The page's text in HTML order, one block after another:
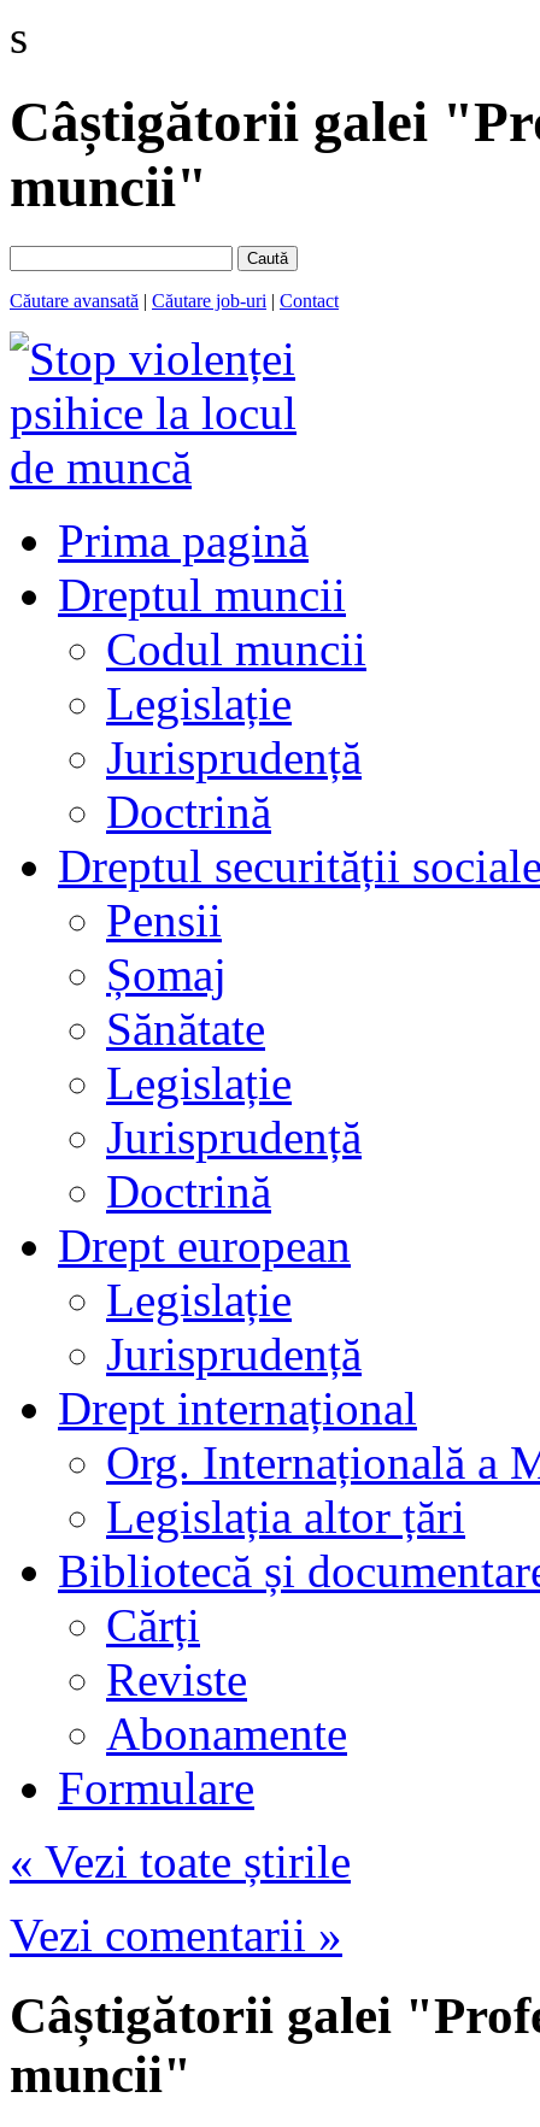
s
Câștigătorii galei
muncii"
Caută
Căutare avansată | Căutare job-uri | Contact
Prima pagină
Dreptul muncii
Codul muncii
Legislație
Jurisprudență
Doctrină
Dreptul securității
Pensii
Șomaj
Sănătate
Legislație
Jurisprudență
Doctrină
Drept european
Legislație
Jurisprudență
Drept internațional
Org. Internațională a
Legislația altor țări
Bibliotecă și
Cărți
Reviste
Abonamente
Formulare
« Vezi toate știrile
Vezi comentarii »
Câștigătorii galei
muncii"